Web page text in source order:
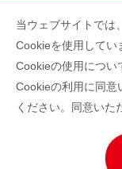
当ウェブサイトでは
Cookieを使用してい
Cookieの使用につい
Cookieの利用に同意
ください。同意いた